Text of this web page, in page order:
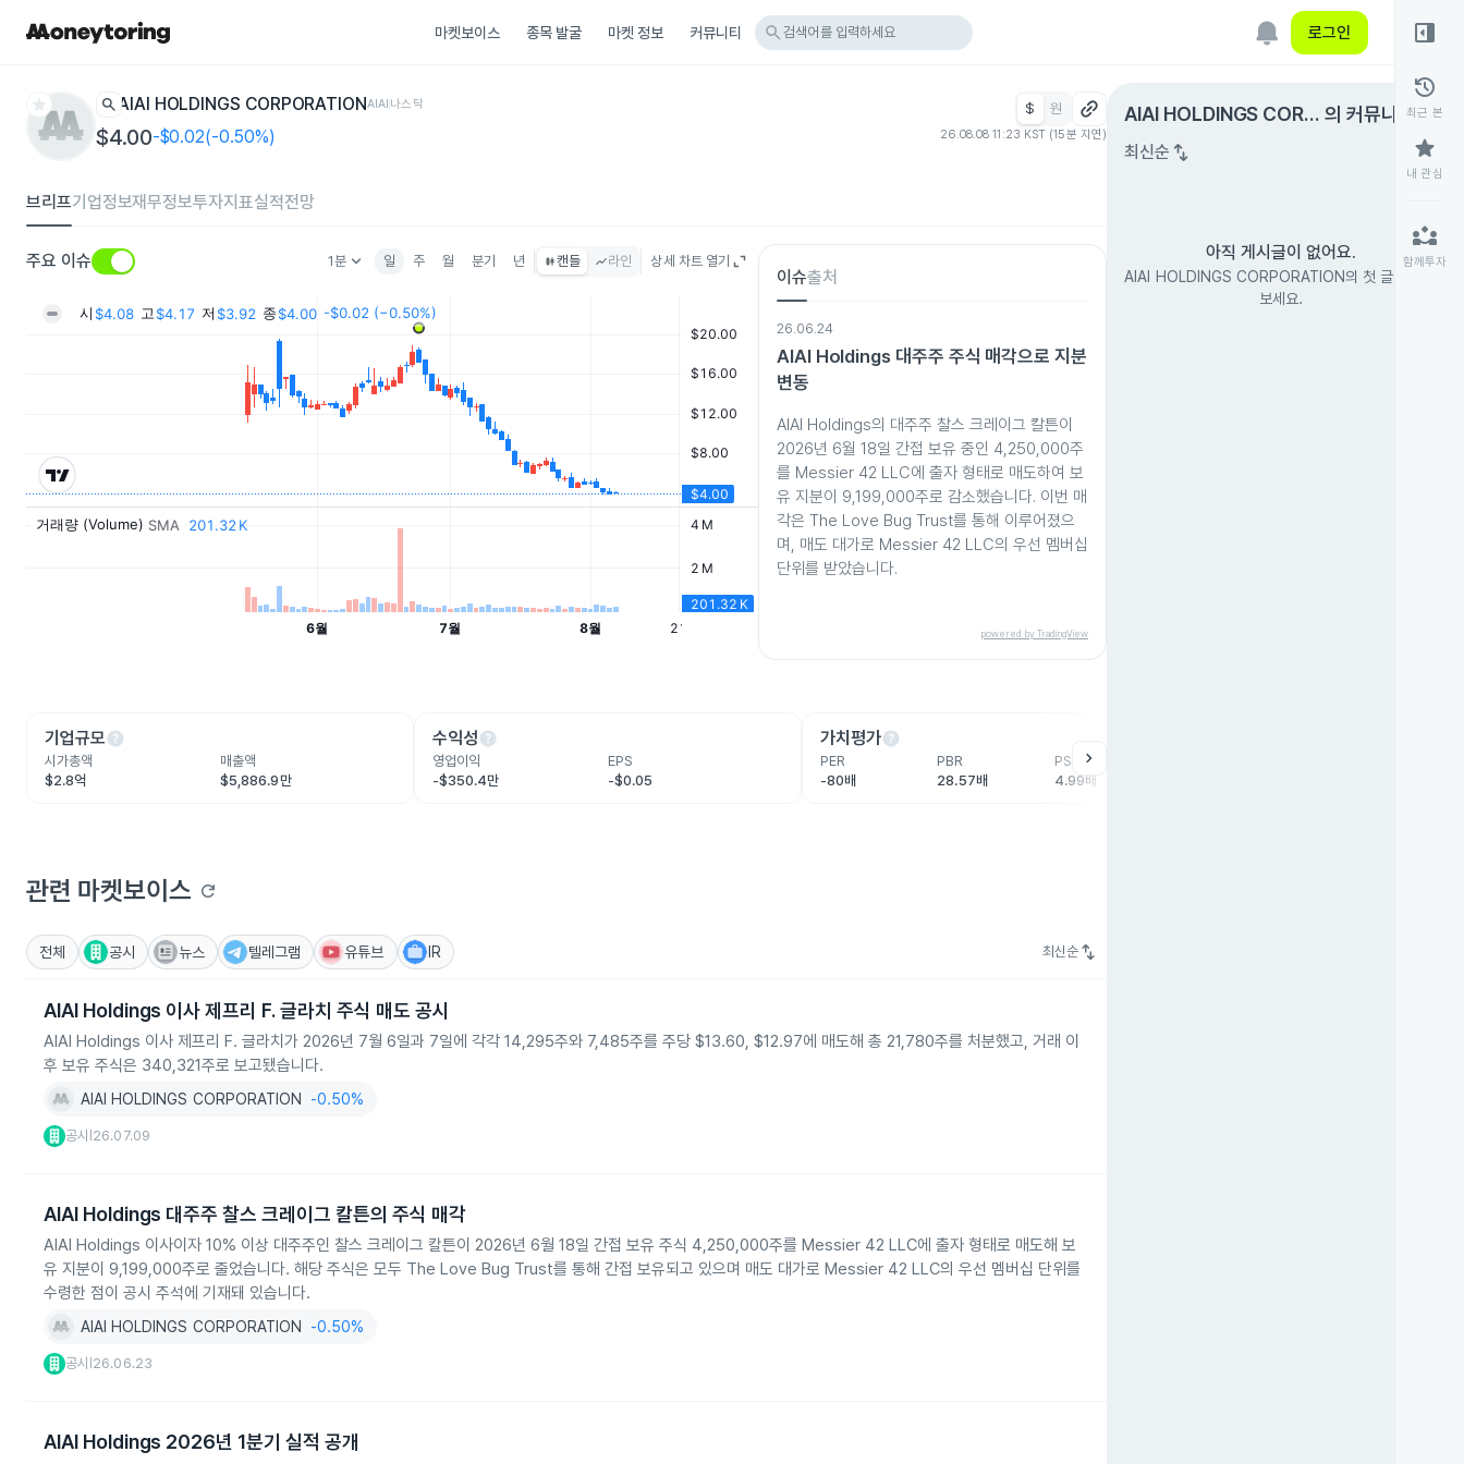
마켓보이스 종목 발굴 마켓 정보 커뮤니티 search 검색어를 입력하세요 로그인
star search AIAI HOLDINGS CORPORATIONAIAI나스닥
$4.00-$0.02(-0.50%)
$ 원
26.08.08 11:23 KST (15분 지연)
브리프기업정보재무정보투자지표실적전망
주요 이슈 1분keyboard_arrow_down 일 주 월 분기 년 캔들 라인 상세 차트 열기
이슈출처
26.06.24
AIAI Holdings 대주주 주식 매각으로 지분
변동
AIAI Holdings의 대주주 찰스 크레이그 칼튼이
2026년 6월 18일 간접 보유 중인 4,250,000주
를 Messier 42 LLC에 출자 형태로 매도하여 보
유 지분이 9,199,000주로 감소했습니다. 이번 매
각은 The Love Bug Trust를 통해 이루어졌으
며, 매도 대가로 Messier 42 LLC의 우선 멤버십
단위를 받았습니다.
powered by TradingView
기업규모help
시가총액
$2.8억
매출액
$5,886.9만
수익성help
영업이익
-$350.4만
EPS
-$0.05
가치평가help
PER
-80배
PBR
28.57배
PSR
4.99배
chevron_right
관련 마켓보이스 refresh
전체 공시 뉴스 텔레그램 유튜브 IR 최신순 swap_vert
AIAI Holdings 이사 제프리 F. 글라치 주식 매도 공시
AIAI Holdings 이사 제프리 F. 글라치가 2026년 7월 6일과 7일에 각각 14,295주와 7,485주를 주당 $13.60, $12.97에 매도해 총 21,780주를 처분했고, 거래 이
후 보유 주식은 340,321주로 보고됐습니다.
AIAI HOLDINGS CORPORATION -0.50%
공시 26.07.09
AIAI Holdings 대주주 찰스 크레이그 칼튼의 주식 매각
AIAI Holdings 이사이자 10% 이상 대주주인 찰스 크레이그 칼튼이 2026년 6월 18일 간접 보유 주식 4,250,000주를 Messier 42 LLC에 출자 형태로 매도해 보
유 지분이 9,199,000주로 줄었습니다. 해당 주식은 모두 The Love Bug Trust를 통해 간접 보유되고 있으며 매도 대가로 Messier 42 LLC의 우선 멤버십 단위를
수령한 점이 공시 주석에 기재돼 있습니다.
AIAI HOLDINGS CORPORATION -0.50%
공시 26.06.23
AIAI Holdings 2026년 1분기 실적 공개
AIAI HOLDINGS CORP
ORATION
의 커뮤니티expand_circle_right
최신순 swap_vert
아직 게시글이 없어요.
AIAI HOLDINGS CORPORATION의 첫 글을 남겨
보세요.
right_panel_open
history
최근 본
star
내 관심
partner_exchange
함께투자